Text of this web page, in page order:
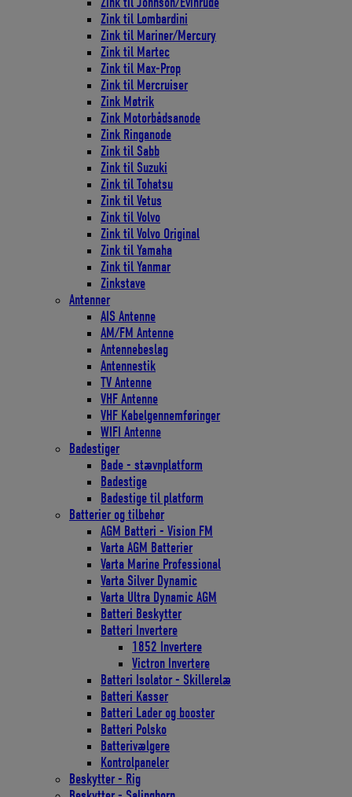
Zink til Lombardini
Zink til Mariner/Mercury
Zink til Martec
Zink til Max-Prop
Zink til Mercruiser
Zink Møtrik
Zink Motorbådsanode
Zink Ringanode
Zink til Sabb
Zink til Suzuki
Zink til Tohatsu
Zink til Vetus
Zink til Volvo
Zink til Volvo Original
Zink til Yamaha
Zink til Yanmar
Zinkstave
Antenner
AIS Antenne
AM/FM Antenne
Antennebeslag
Antennestik
TV Antenne
VHF Antenne
VHF Kabelgennemføringer
WIFI Antenne
Badestiger
Bade - stævnplatform
Badestige
Badestige til platform
Batterier og tilbehør
AGM Batteri - Vision FM
Varta AGM Batterier
Varta Marine Professional
Varta Silver Dynamic
Varta Ultra Dynamic AGM
Batteri Beskytter
Batteri Invertere
1852 Invertere
Victron Invertere
Batteri Isolator - Skillerelæ
Batteri Kasser
Batteri Lader og booster
Batteri Polsko
Batterivælgere
Kontrolpaneler
Beskytter - Rig